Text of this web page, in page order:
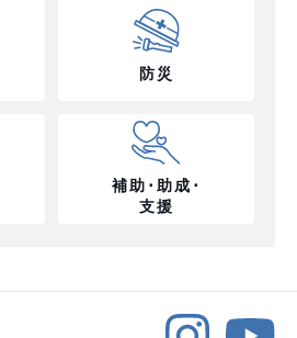
防災
補助･助成･
支援